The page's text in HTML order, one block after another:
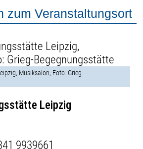
zum Veranstaltungsort
Musiksalon, Foto: Grieg-
Leipzig
9939661